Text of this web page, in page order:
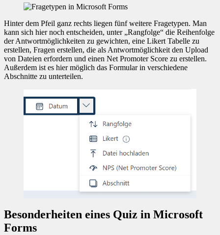
Hinter dem Pfeil ganz rechts liegen fünf weitere Fragetypen. Man
kann sich hier noch entscheiden, unter „Rangfolge“ die Reihenfolge
der Antwortmöglichkeiten zu gewichten, eine Likert Tabelle zu
erstellen, Fragen erstellen, die als Antwortmöglichkeit den Upload
von Dateien erfordern und einen Net Promoter Score zu erstellen.
Außerdem ist es hier möglich das Formular in verschiedene
Abschnitte zu unterteilen.
Besonderheiten eines Quiz in Microsoft
Forms